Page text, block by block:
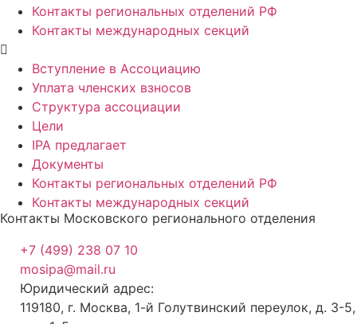
Контакты региональных отделений РФ
Контакты международных секций
Вступление в Ассоциацию
Уплата членских взносов
Структура ассоциации
Цели
IPA предлагает
Документы
Контакты региональных отделений РФ
Контакты международных секций
Контакты Московского регионального отделения
+7 (499) 238 07 10
mosipa@mail.ru
Юридический адрес:
119180, г. Москва, 1-й Голутвинский переулок, д. 3-5,